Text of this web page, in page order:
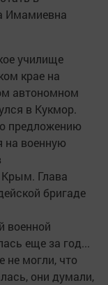
Имамиевна
училище
крае на
автономном
в Кукмор.
предложению
на военную
Глава
бригаде
военной
еще за год...
не могли, что
они думали,